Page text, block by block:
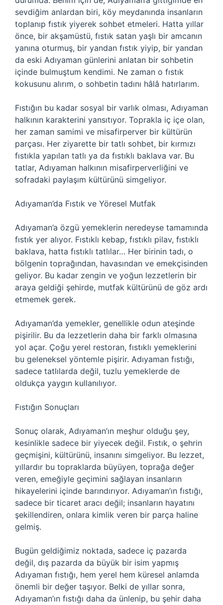
sevdiğim anlardan biri, köy meydanında insanların
toplanıp fıstık yiyerek sohbet etmeleri. Hatta yıllar
önce, bir akşamüstü, fıstık satan yaşlı bir amcanın
yanına oturmuş, bir yandan fıstık yiyip, bir yandan
da eski Adıyaman günlerini anlatan bir sohbetin
içinde bulmuştum kendimi. Ne zaman o fıstık
kokusunu alırım, o sohbetin tadını hâlâ hatırlarım.
Fıstığın bu kadar sosyal bir varlık olması, Adıyaman
halkının karakterini yansıtıyor. Toprakla iç içe olan,
her zaman samimi ve misafirperver bir kültürün
parçası. Her ziyarette bir tatlı sohbet, bir kırmızı
fıstıkla yapılan tatlı ya da fıstıklı baklava var. Bu
tatlar, Adıyaman halkının misafirperverliğini ve
sofradaki paylaşım kültürünü simgeliyor.
Adıyaman’da Fıstık ve Yöresel Mutfak
Adıyaman’a özgü yemeklerin neredeyse tamamında
fıstık yer alıyor. Fıstıklı kebap, fıstıklı pilav, fıstıklı
baklava, hatta fıstıklı tatlılar… Her birinin tadı, o
bölgenin toprağından, havasından ve emekçisinden
geliyor. Bu kadar zengin ve yoğun lezzetlerin bir
araya geldiği şehirde, mutfak kültürünü de göz ardı
etmemek gerek.
Adıyaman’da yemekler, genellikle odun ateşinde
pişirilir. Bu da lezzetlerin daha bir farklı olmasına
yol açar. Çoğu yerel restoran, fıstıklı yemeklerini
bu geleneksel yöntemle pişirir. Adıyaman fıstığı,
sadece tatlılarda değil, tuzlu yemeklerde de
oldukça yaygın kullanılıyor.
Fıstığın Sonuçları
Sonuç olarak, Adıyaman’ın meşhur olduğu şey,
kesinlikle sadece bir yiyecek değil. Fıstık, o şehrin
geçmişini, kültürünü, insanını simgeliyor. Bu lezzet,
yıllardır bu topraklarda büyüyen, toprağa değer
veren, emeğiyle geçimini sağlayan insanların
hikayelerini içinde barındırıyor. Adıyaman’ın fıstığı,
sadece bir ticaret aracı değil; insanların hayatını
şekillendiren, onlara kimlik veren bir parça haline
gelmiş.
Bugün geldiğimiz noktada, sadece iç pazarda
değil, dış pazarda da büyük bir isim yapmış
Adıyaman fıstığı, hem yerel hem küresel anlamda
önemli bir değer taşıyor. Belki de yıllar sonra,
Adıyaman’ın fıstığı daha da ünlenip, bu şehir daha